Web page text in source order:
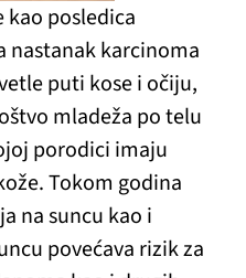
kao posledica
nastanak karcinoma
puti kose i očiju,
mladeža po telu
porodici imaju
Tokom godina
na suncu kao i
povećava rizik za